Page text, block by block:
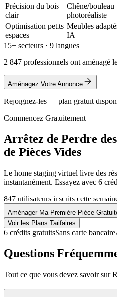
Précision du bois
clair
Chêne/bouleau
photoréaliste
Optimisation petits
espaces
Meubles
IA
15+ secteurs · 9 langues
2 847 professionnels ont aménagé
Aménagez Votre Annonce
Rejoignez-les — plan gratuit
Commencez Gratuitement
Arrêtez de Perdre
de Pièces Vides
Le home staging virtuel livre des
instantanément. Essayez avec 6
847 utilisateurs inscrits cette
Aménager Ma Première Pièce
Voir les Plans Tarifaires
6 crédits gratuitsSans carte bancaire
Questions
Tout ce que vous devez savoir sur